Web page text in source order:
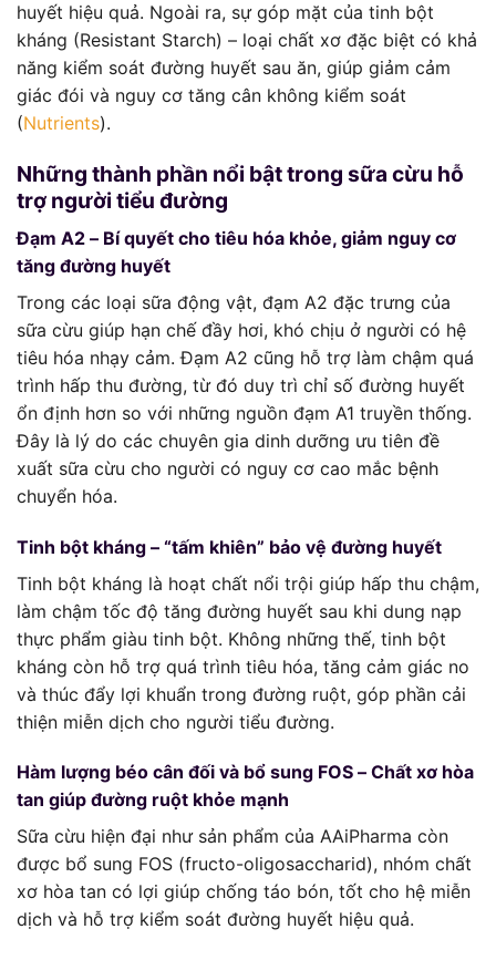
huyết hiệu quả. Ngoài ra, sự góp mặt của tinh bột
kháng (Resistant Starch) – loại chất xơ đặc biệt có khả
năng kiểm soát đường huyết sau ăn, giúp giảm cảm
giác đói và nguy cơ tăng cân không kiểm soát
(Nutrients).
Những thành phần nổi bật trong sữa cừu hỗ
trợ người tiểu đường
Đạm A2 – Bí quyết cho tiêu hóa khỏe, giảm nguy cơ
tăng đường huyết
Trong các loại sữa động vật, đạm A2 đặc trưng của
sữa cừu giúp hạn chế đầy hơi, khó chịu ở người có hệ
tiêu hóa nhạy cảm. Đạm A2 cũng hỗ trợ làm chậm quá
trình hấp thu đường, từ đó duy trì chỉ số đường huyết
ổn định hơn so với những nguồn đạm A1 truyền thống.
Đây là lý do các chuyên gia dinh dưỡng ưu tiên đề
xuất sữa cừu cho người có nguy cơ cao mắc bệnh
chuyển hóa.
Tinh bột kháng – “tấm khiên” bảo vệ đường huyết
Tinh bột kháng là hoạt chất nổi trội giúp hấp thu chậm,
làm chậm tốc độ tăng đường huyết sau khi dung nạp
thực phẩm giàu tinh bột. Không những thế, tinh bột
kháng còn hỗ trợ quá trình tiêu hóa, tăng cảm giác no
và thúc đẩy lợi khuẩn trong đường ruột, góp phần cải
thiện miễn dịch cho người tiểu đường.
Hàm lượng béo cân đối và bổ sung FOS – Chất xơ hòa
tan giúp đường ruột khỏe mạnh
Sữa cừu hiện đại như sản phẩm của AAiPharma còn
được bổ sung FOS (fructo-oligosaccharid), nhóm chất
xơ hòa tan có lợi giúp chống táo bón, tốt cho hệ miễn
dịch và hỗ trợ kiểm soát đường huyết hiệu quả.